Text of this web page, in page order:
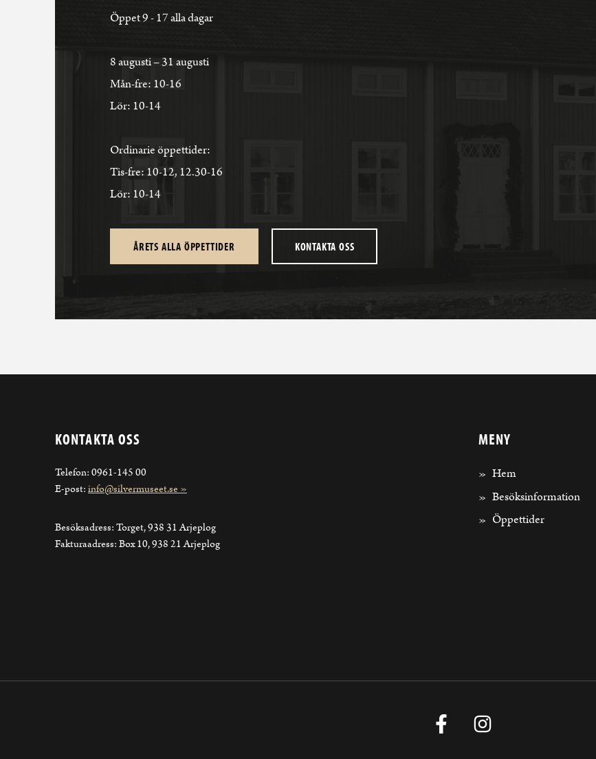
Öppet 9 - 17 alla dagar
8 augusti – 31 augusti
Mån-fre: 10-16
Lör: 10-14
Ordinarie öppettider:
Tis-fre: 10-12, 12.30-16
Lör: 10-14
ÅRETS ALLA ÖPPETTIDER KONTAKTA OSS
KONTAKTA OSS
Telefon: 0961-145 00
E-post:info@silvermuseet.se »
Besöksadress: Torget, 938 31 Arjeplog
Fakturaadress: Box 10, 938 21 Arjeplog
MENY
Hem
Besöksinformation
Öppettider
Facebook